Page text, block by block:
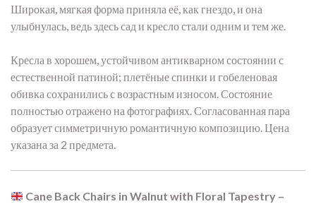
Широкая, мягкая форма приняла её, как гнездо, и она
улыбнулась, ведь здесь сад и кресло стали одним и тем же.
Кресла в хорошем, устойчивом антикварном состоянии с
естественной патиной; плетёные спинки и гобеленовая
обивка сохранились с возрастным износом. Состояние
полностью отражено на фотографиях. Согласованная пара
образует симметричную романтичную композицию. Цена
указана за 2 предмета.
Cane Back Chairs in Walnut with Floral Tapestry –